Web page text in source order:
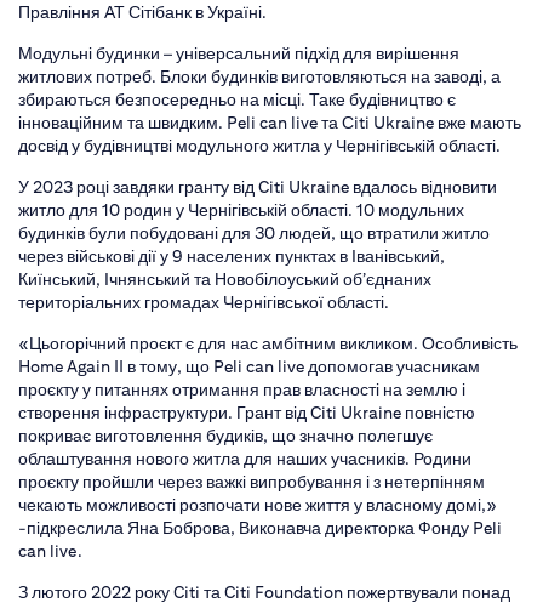
Правління АТ Сітібанк в Україні.
Модульні будинки – універсальний підхід для вирішення
житлових потреб. Блоки будинків виготовляються на заводі, а
збираються безпосередньо на місці. Таке будівництво є
інноваційним та швидким. Peli can live та Сiti Ukraine вже мають
досвід у будівництві модульного житла у Чернігівській області.
У 2023 році завдяки гранту від Citi Ukraine вдалось відновити
житло для 10 родин у Чернігівській області. 10 модульних
будинків були побудовані для 30 людей, що втратили житло
через військові дії у 9 населених пунктах в Іванівський,
Киїнський, Ічнянський та Новобілоуський об’єднаних
територіальних громадах Чернігівської області.
«Цьогорічний проєкт є для нас амбітним викликом. Особливість
Home Again II в тому, що Peli can live допомогав учасникам
проєкту у питаннях отримання прав власності на землю і
створення інфраструктури. Грант від Citi Ukraine повністю
покриває виготовлення будиків, що значно полегшує
облаштування нового житла для наших учасників. Родини
проєкту пройшли через важкі випробування і з нетерпінням
чекають можливості розпочати нове життя у власному домі,»
-підкреслила Яна Боброва, Виконавча директорка Фонду Peli
can live.
З лютого 2022 року Citi та Citi Foundation пожертвували понад